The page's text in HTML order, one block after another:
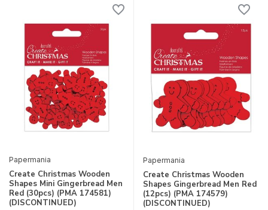
Papermania
Create Christmas Wooden
Shapes Mini Gingerbread Men
Red (30pcs) (PMA 174581)
(DISCONTINUED)
Papermania
Create Christmas Wooden
Shapes Gingerbread Men Red
(12pcs) (PMA 174579)
(DISCONTINUED)